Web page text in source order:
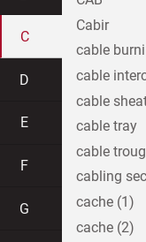
C
D
E
F
G
Cabir
cable
cable
cable
cable tray
cable
cabling
cache (1)
cache (2)